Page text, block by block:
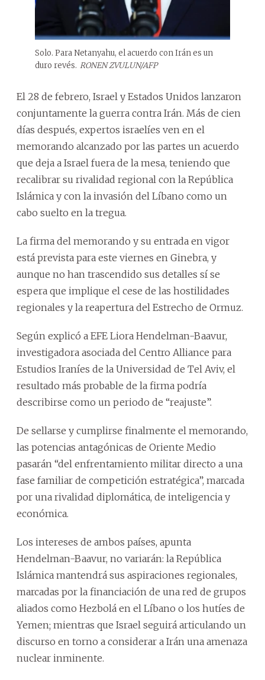
Solo. Para Netanyahu, el acuerdo con Irán es un
duro revés. RONEN ZVULUN/AFP
El 28 de febrero, Israel y Estados Unidos lanzaron
conjuntamente la guerra contra Irán. Más de cien
días después, expertos israelíes ven en el
memorando alcanzado por las partes un acuerdo
que deja a Israel fuera de la mesa, teniendo que
recalibrar su rivalidad regional con la República
Islámica y con la invasión del Líbano como un
cabo suelto en la tregua.
La firma del memorando y su entrada en vigor
está prevista para este viernes en Ginebra, y
aunque no han trascendido sus detalles sí se
espera que implique el cese de las hostilidades
regionales y la reapertura del Estrecho de Ormuz.
Según explicó a EFE Liora Hendelman-Baavur,
investigadora asociada del Centro Alliance para
Estudios Iraníes de la Universidad de Tel Aviv, el
resultado más probable de la firma podría
describirse como un periodo de “reajuste”.
De sellarse y cumplirse finalmente el memorando,
las potencias antagónicas de Oriente Medio
pasarán “del enfrentamiento militar directo a una
fase familiar de competición estratégica”, marcada
por una rivalidad diplomática, de inteligencia y
económica.
Los intereses de ambos países, apunta
Hendelman-Baavur, no variarán: la República
Islámica mantendrá sus aspiraciones regionales,
marcadas por la financiación de una red de grupos
aliados como Hezbolá en el Líbano o los hutíes de
Yemen; mientras que Israel seguirá articulando un
discurso en torno a considerar a Irán una amenaza
nuclear inminente.